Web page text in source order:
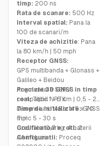
timp: 200 ns
Rata de scanare: 500 Hz
Interval spatial: Pana la
100 de scanari/m
Viteza de achizitie: Pana
la 80 km/h | 50 mph
Receptor GNSS:
GPS multibanda + Glonass +
Galileo + Beidou
Augmentare SSR /
compatibil NRTK
Dimensiuni: 145 x 145 x 70
mm
Greutate: 0,7 kg, 4 baterii
AA incluse
Precizie 3D GNSS in timp
real:Tipic 1 - 5 cm | 0,5 - 2
in
Timp de initializare:GNSS
Tipic 5 - 30 s
Codificatoare roti:2
Configuratii: Proceq